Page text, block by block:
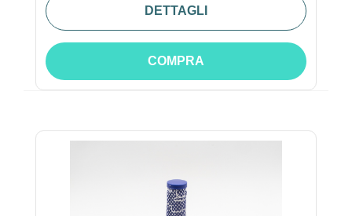
DETTAGLI
COMPRA